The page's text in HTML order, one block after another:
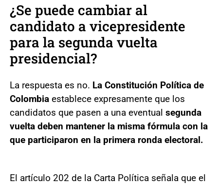
¿Se puede cambiar al
candidato a vicepresidente
para la segunda vuelta
presidencial?
La respuesta es no. La Constitución Política de
Colombia establece expresamente que los
candidatos que pasen a una eventual segunda
vuelta deben mantener la misma fórmula con la
que participaron en la primera ronda electoral.
El artículo 202 de la Carta Política señala que el